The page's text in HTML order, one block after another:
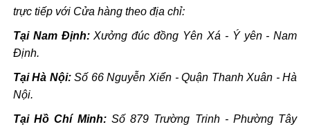
trực tiếp với Cửa hàng theo địa chỉ:
Tại Nam Định:Xưởng đúc đồng Yên Xá - Ý yên - Nam
Định.
Tại Hà Nội:Số 66 Nguyễn Xiển - Quận Thanh Xuân - Hà
Nội.
Tại Hồ Chí Minh:Số 879 Trường Trinh - Phường Tây